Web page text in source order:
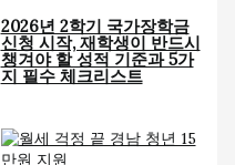
2026년 2학기 국가장학금
신청 시작, 재학생이 반드시
챙겨야 할 성적 기준과 5가
지 필수 체크리스트